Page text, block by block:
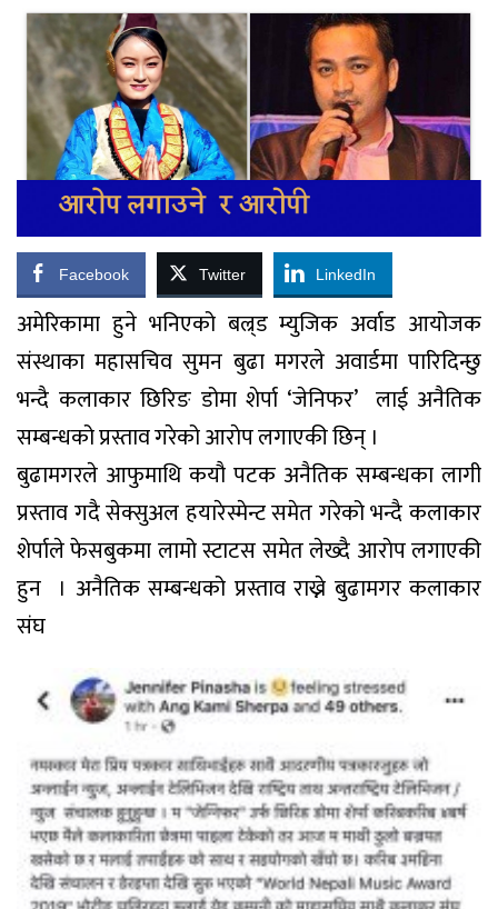
Facebook Twitter LinkedIn
अमेरिकामा हुने भनिएको बल्र्ड म्युजिक अर्वाड आयोजक
संस्थाका महासचिव सुमन बुढा मगरले अवार्डमा पारिदिन्छु
भन्दै कलाकार छिरिङ डोमा शेर्पा ‘जेनिफर’ लाई अनैतिक
सम्बन्धको प्रस्ताव गरेको आराेप लगाएकी छिन् ।
बुढामगरले आफुमाथि कयौ पटक अनैतिक सम्बन्धका लागी
प्रस्ताव गदै सेक्सुअल हयारेस्मेन्ट समेत गरेको भन्दै कलाकार
शेर्पाले फेसबुकमा लामो स्टाटस समेत लेख्दै आराेप लगाएकी
हुन । अनैतिक सम्बन्धको प्रस्ताव राख्ने बुढामगर कलाकार
संघ